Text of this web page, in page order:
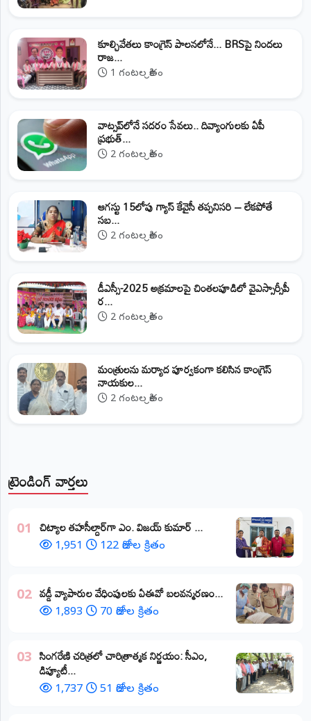
ట్రెండింగ్ వార్తలు
01 ​చిట్యాల తహసీల్దార్‌గా ఎం. విజయ్ కుమార్ ...
1,951 122 రోజుల క్రితం
02 వడ్డీ వ్యాపారుల వేధింపులకు ఏఈవో బలవన్మరణం...
1,893 70 రోజుల క్రితం
03 ​సింగరేణి చరిత్రలో చారిత్రాత్మక నిర్ణయం: సీఎం,
డిప్యూటీ...
1,737 51 రోజుల క్రితం
కూల్చివేతలు కాంగ్రెస్ పాలనలోనే... BRSపై నిందలు
రాజ...
1 గంటల క్రితం
వాట్సప్‌లోనే సదరం సేవలు.. దివ్యాంగులకు ఏపీ
ప్రభుత్...
2 గంటల క్రితం
ఆగస్టు 15లోపు గ్యాస్ కేవైసీ తప్పనిసరి – లేకపోతే
సబ...
2 గంటల క్రితం
డీఎస్సీ-2025 అక్రమాలపై చింతలపూడిలో వైఎస్సార్సీపీ
ర...
2 గంటల క్రితం
మంత్రులను మర్యాద పూర్వకంగా కలిసిన కాంగ్రెస్
నాయకుల...
2 గంటల క్రితం